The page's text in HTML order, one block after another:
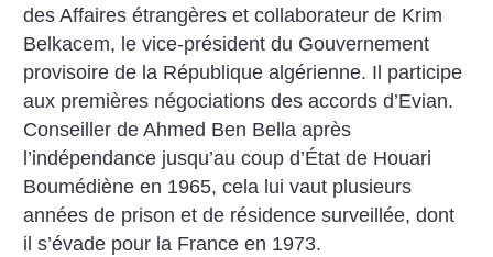
des Affaires étrangères et collaborateur de Krim
Belkacem, le vice-président du Gouvernement
provisoire de la République algérienne. Il participe
aux premières négociations des accords d’Evian.
Conseiller de Ahmed Ben Bella après
l’indépendance jusqu’au coup d’État de Houari
Boumédiène en 1965, cela lui vaut plusieurs
années de prison et de résidence surveillée, dont
il s’évade pour la France en 1973.